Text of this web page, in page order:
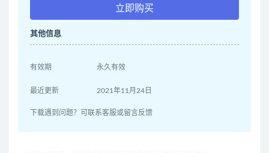
立即购买
其他信息
有效期 永久有效
最近更新 2021年11月24日
下载遇到问题？可联系客服或留言反馈